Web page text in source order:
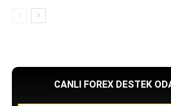
CANLI FOREX DESTEK